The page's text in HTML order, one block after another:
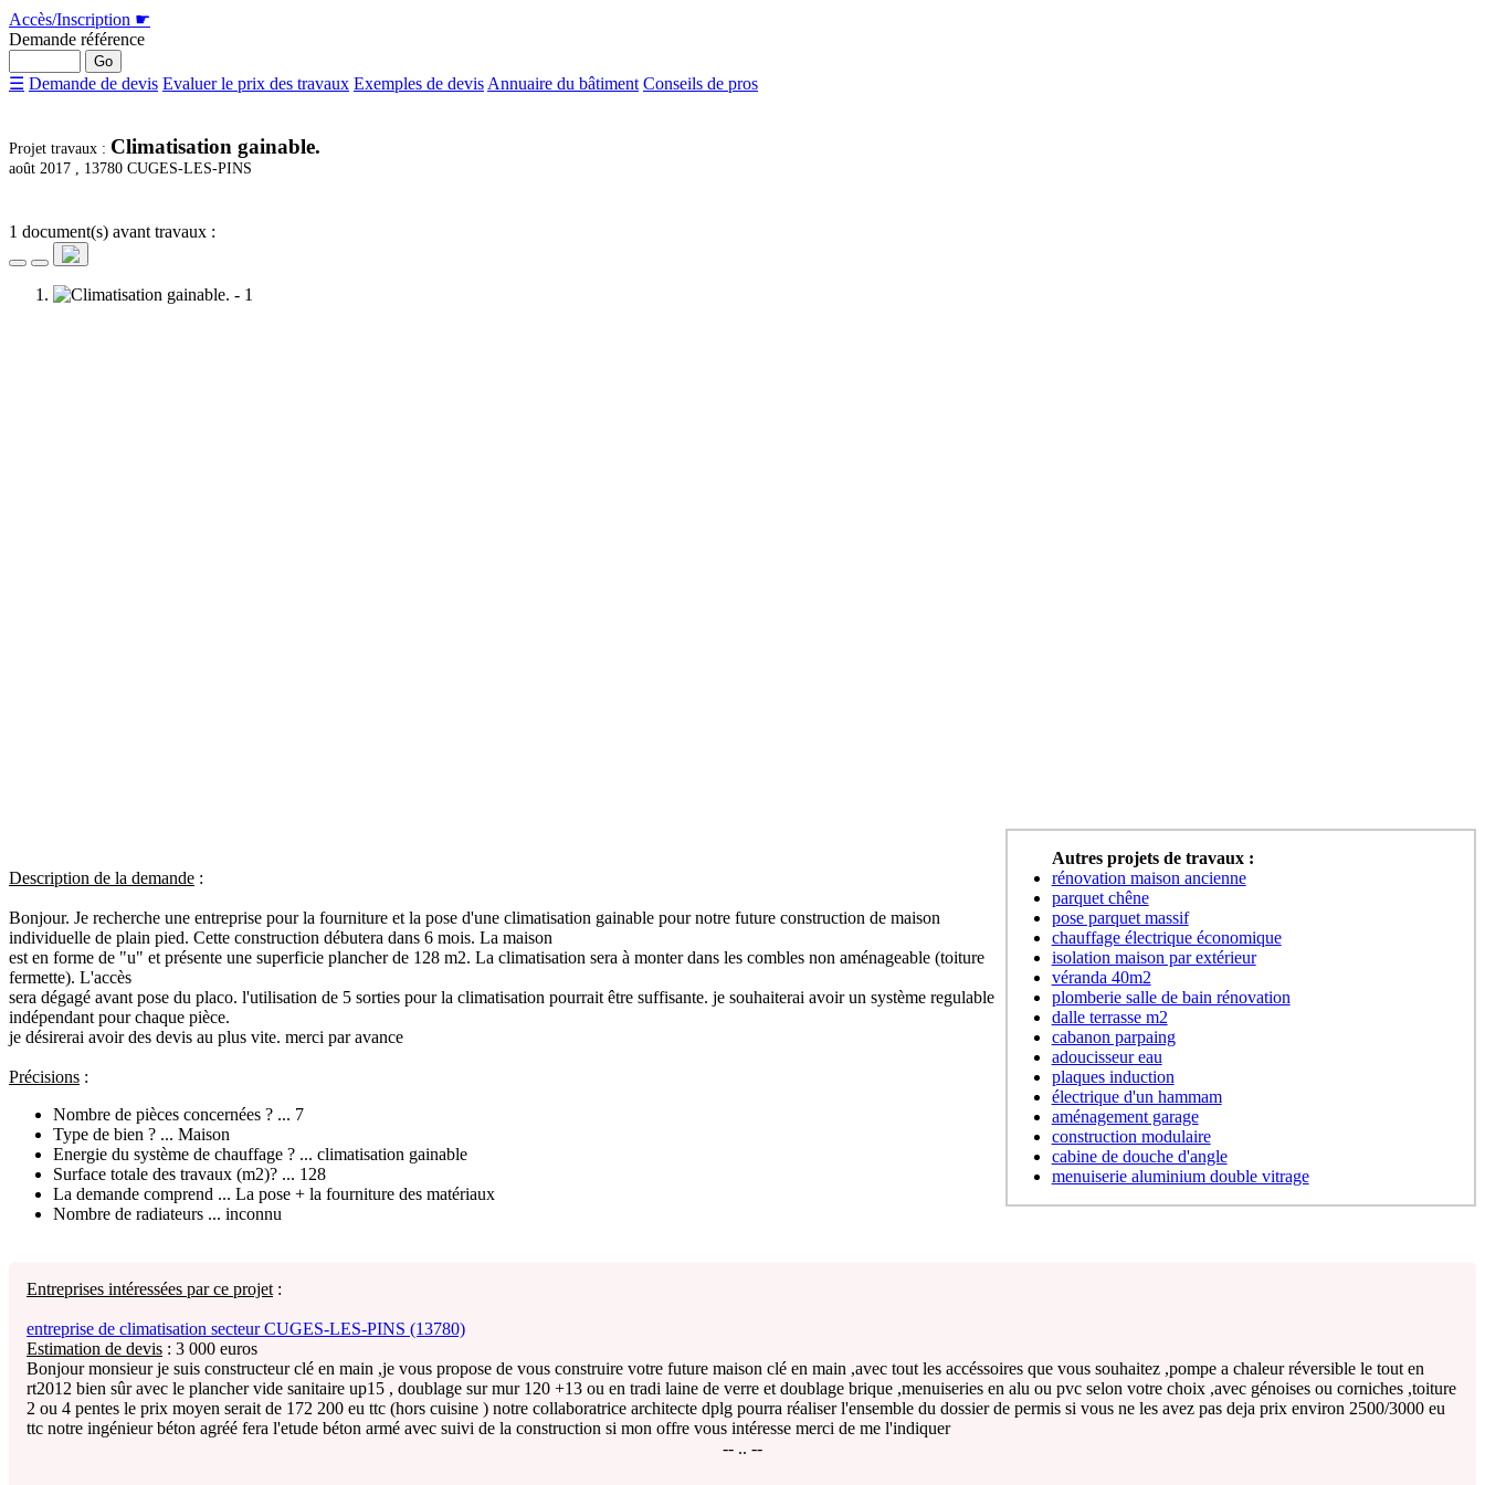
Accès/Inscription ☛
Demande référence
☰ Demande de devis Evaluer le prix des travaux Exemples de devis Annuaire du bâtiment Conseils de pros
Projet travaux : Climatisation gainable.
août 2017 , 13780 CUGES-LES-PINS
1 document(s) avant travaux :
Autres projets de travaux :
rénovation maison ancienne
parquet chêne
pose parquet massif
chauffage électrique économique
isolation maison par extérieur
véranda 40m2
plomberie salle de bain rénovation
dalle terrasse m2
cabanon parpaing
adoucisseur eau
plaques induction
électrique d'un hammam
aménagement garage
construction modulaire
cabine de douche d'angle
menuiserie aluminium double vitrage
Description de la demande :
Bonjour. Je recherche une entreprise pour la fourniture et la pose d'une climatisation gainable pour notre future construction de maison
individuelle de plain pied. Cette construction débutera dans 6 mois. La maison
est en forme de "u" et présente une superficie plancher de 128 m2. La climatisation sera à monter dans les combles non aménageable (toiture
fermette). L'accès
sera dégagé avant pose du placo. l'utilisation de 5 sorties pour la climatisation pourrait être suffisante. je souhaiterai avoir un système regulable
indépendant pour chaque pièce.
je désirerai avoir des devis au plus vite. merci par avance
Précisions :
Nombre de pièces concernées ? ... 7
Type de bien ? ... Maison
Energie du système de chauffage ? ... climatisation gainable
Surface totale des travaux (m2)? ... 128
La demande comprend ... La pose + la fourniture des matériaux
Nombre de radiateurs ... inconnu
Entreprises intéressées par ce projet:
entreprise de climatisation secteur CUGES-LES-PINS (13780)
Estimation de devis : 3 000 euros
Bonjour monsieur je suis constructeur clé en main ,je vous propose de vous construire votre future maison clé en main ,avec tout les accéssoires que vous souhaitez ,pompe a chaleur réversible le tout en
rt2012 bien sûr avec le plancher vide sanitaire up15 , doublage sur mur 120 +13 ou en tradi laine de verre et doublage brique ,menuiseries en alu ou pvc selon votre choix ,avec génoises ou corniches ,toiture
2 ou 4 pentes le prix moyen serait de 172 200 eu ttc (hors cuisine ) notre collaboratrice architecte dplg pourra réaliser l'ensemble du dossier de permis si vous ne les avez pas deja prix environ 2500/3000 eu
ttc notre ingénieur béton agréé fera l'etude béton armé avec suivi de la construction si mon offre vous intéresse merci de me l'indiquer
-- .. --